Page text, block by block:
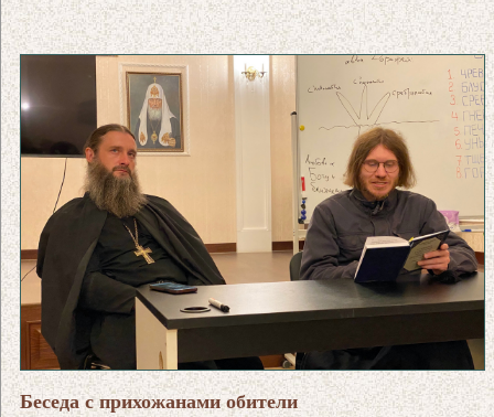
Беседа с прихожанами обители